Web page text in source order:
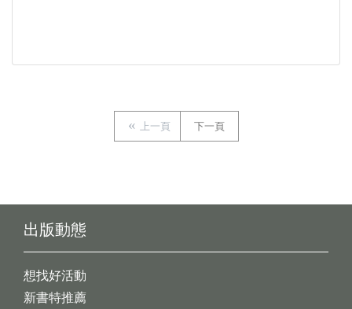
上一頁 下一頁
出版動態
想找好活動
新書特推薦